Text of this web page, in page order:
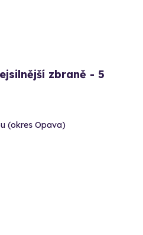
zbraně - 5
(okres Opava)